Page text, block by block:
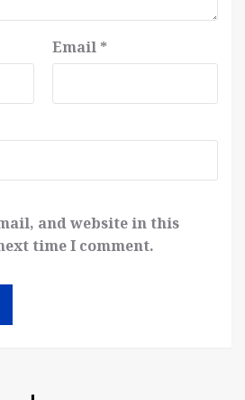
Email *
and website in this
time I comment.